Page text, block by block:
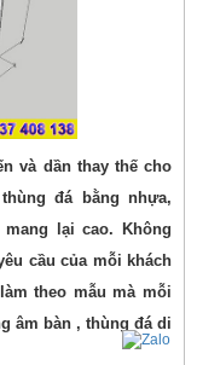
và dần thay thế cho
đá bằng nhựa,
lại cao. Không
cầu của mỗi khách
theo mẫu mà mỗi
âm bàn , thùng đá di